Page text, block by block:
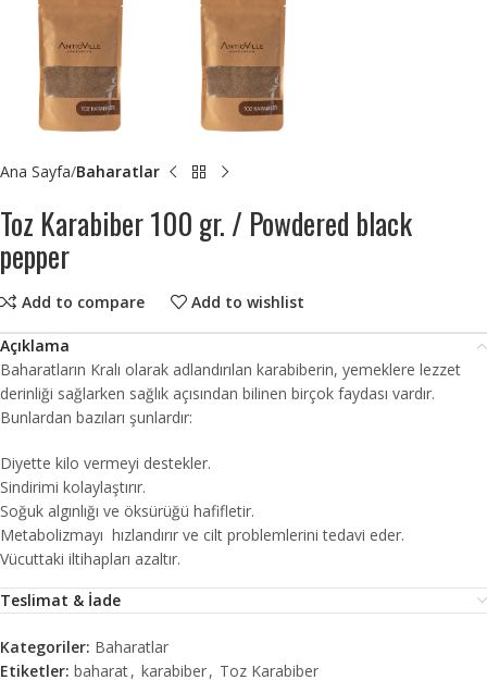
Ana Sayfa Baharatlar
Toz Karabiber 100 gr. / Powdered black
pepper
Add to compare Add to wishlist
Açıklama
Baharatların Kralı olarak adlandırılan karabiberin, yemeklere lezzet
derinliği sağlarken sağlık açısından bilinen birçok faydası vardır.
Bunlardan bazıları şunlardır:
Diyette kilo vermeyi destekler.
Sindirimi kolaylaştırır.
Soğuk algınlığı ve öksürüğü hafifletir.
Metabolizmayı hızlandırır ve cilt problemlerini tedavi eder.
Vücuttaki iltihapları azaltır.
Teslimat & İade
Kategoriler: Baharatlar
Etiketler: baharat, karabiber, Toz Karabiber